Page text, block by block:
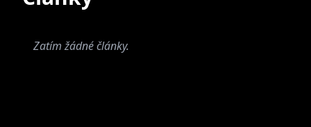
a Michaelu nahrazuje Veronika Spurná.
V roce 2015 odchází ze skupiny 5Angels
Zatím žádné články.